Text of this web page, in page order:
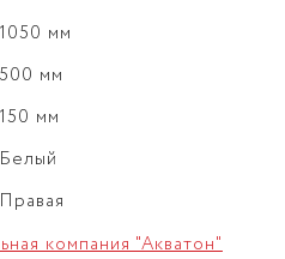
1050 мм
500 мм
150 мм
Белый
Правая
компания "Акватон"